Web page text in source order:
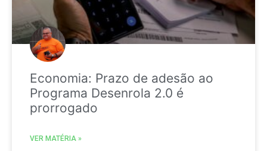
Economia: Prazo de adesão ao
Programa Desenrola 2.0 é
prorrogado
VER MATÉRIA »